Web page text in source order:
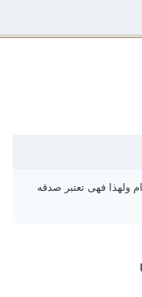
ولهذا فهى تعتبر صدقه